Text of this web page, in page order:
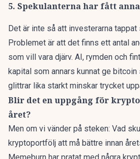
5. Spekulanterna har fått
Det är inte så att investerarna
Problemet är att det finns ett antal
som vill vara djärv. AI, rymden och
kapital som annars kunnat ge
glittrar lika starkt minskar trycket
Blir det en uppgång för
året?
Men om vi vänder på steken: Vad
kryptoportfölj att må bättre innan